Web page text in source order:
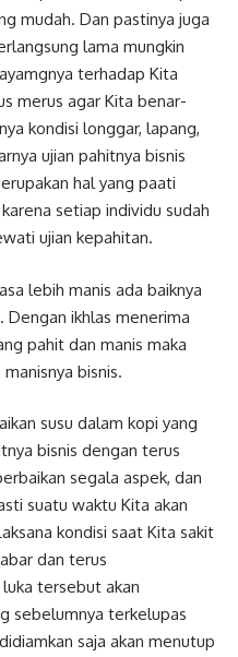
mudah. Dan pastinya juga
lama mungkin
terhadap Kita
merus agar Kita benar-
kondisi longgar, lapang,
ujian pahitnya bisnis
hal yang paati
setiap individu sudah
ujian kepahitan.
lebih manis ada baiknya
Dengan ikhlas menerima
pahit dan manis maka
bisnis.
susu dalam kopi yang
bisnis dengan terus
segala aspek, dan
suatu waktu Kita akan
kondisi saat Kita sakit
dan terus
tersebut akan
sebelumnya terkelupas
saja akan menutup